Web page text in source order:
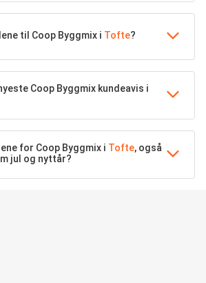
til Coop Byggmix i Tofte?
Coop Byggmix kundeavis i
for Coop Byggmix i Tofte, også
jul og nyttår?